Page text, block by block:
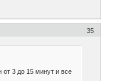
35
от 3 до 15 минут и все